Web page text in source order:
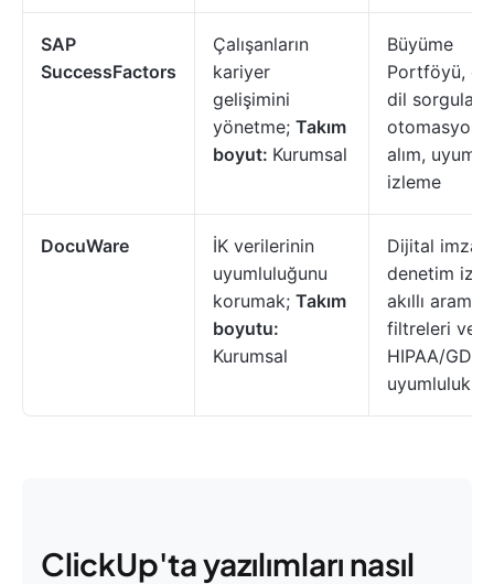
SAP
SuccessFactors
Çalışanların
kariyer
gelişimini
yönetme; Takım
boyut: Kurumsal
Büyüme
Portföyü,
dil sorguları,
alım,
izleme
DocuWare
İK verilerinin
uyumluluğunu
korumak; Takım
boyutu:
Kurumsal
Dijital imza,
denetim
akıllı arama
filtreleri ve
HIPAA/
uyumluluk
ClickUp'ta yazılımları nasıl